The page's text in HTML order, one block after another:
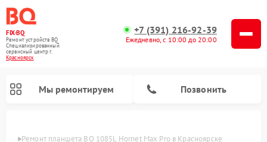
FIX-BQ
Ремонт устройств BQ
Специализированный
cервисный центр г.
Красноярск
+7 (391) 216-92-39
Ежедневно, с 10:00 до 20:00
Мы ремонтируем Позвонить
Ремонт планшета BQ 1085L Hornet Max Pro в Красноярске